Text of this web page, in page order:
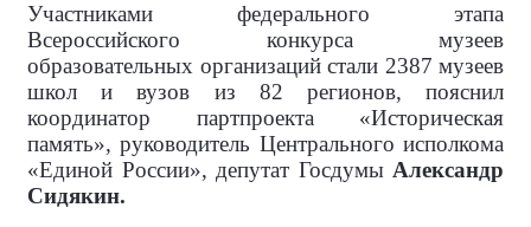
Участниками федерального этапа
Всероссийского конкурса музеев
образовательных организаций стали 2387 музеев
школ и вузов из 82 регионов, пояснил
координатор партпроекта «Историческая
память», руководитель Центрального исполкома
«Единой России», депутат Госдумы Александр
Сидякин.